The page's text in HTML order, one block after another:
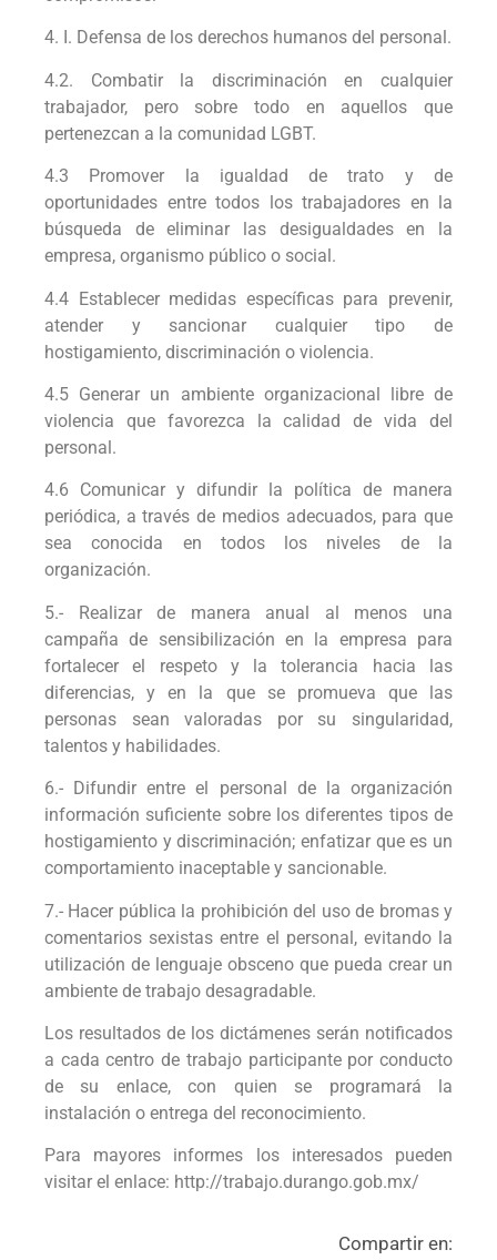
4. I. Defensa de los derechos humanos del personal.
4.2. Combatir la discriminación en cualquier
trabajador, pero sobre todo en aquellos que
pertenezcan a la comunidad LGBT.
4.3 Promover la igualdad de trato y de
oportunidades entre todos los trabajadores en la
búsqueda de eliminar las desigualdades en la
empresa, organismo público o social.
4.4 Establecer medidas específicas para prevenir,
atender y sancionar cualquier tipo de
hostigamiento, discriminación o violencia.
4.5 Generar un ambiente organizacional libre de
violencia que favorezca la calidad de vida del
personal.
4.6 Comunicar y difundir la política de manera
periódica, a través de medios adecuados, para que
sea conocida en todos los niveles de la
organización.
5.- Realizar de manera anual al menos una
campaña de sensibilización en la empresa para
fortalecer el respeto y la tolerancia hacia las
diferencias, y en la que se promueva que las
personas sean valoradas por su singularidad,
talentos y habilidades.
6.- Difundir entre el personal de la organización
información suficiente sobre los diferentes tipos de
hostigamiento y discriminación; enfatizar que es un
comportamiento inaceptable y sancionable.
7.- Hacer pública la prohibición del uso de bromas y
comentarios sexistas entre el personal, evitando la
utilización de lenguaje obsceno que pueda crear un
ambiente de trabajo desagradable.
Los resultados de los dictámenes serán notificados
a cada centro de trabajo participante por conducto
de su enlace, con quien se programará la
instalación o entrega del reconocimiento.
Para mayores informes los interesados pueden
visitar el enlace: http://trabajo.durango.gob.mx/
Compartir en: